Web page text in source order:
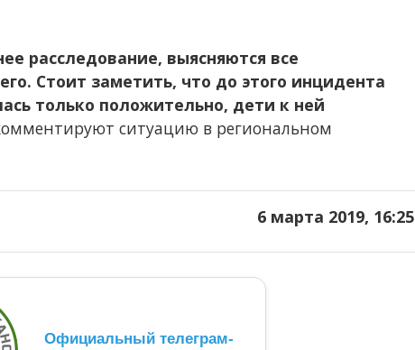
расследование, выясняются все
Стоит заметить, что до этого инцидента
только положительно, дети к ней
ситуацию в региональном
6 марта 2019, 16:25
Официальный телеграм-